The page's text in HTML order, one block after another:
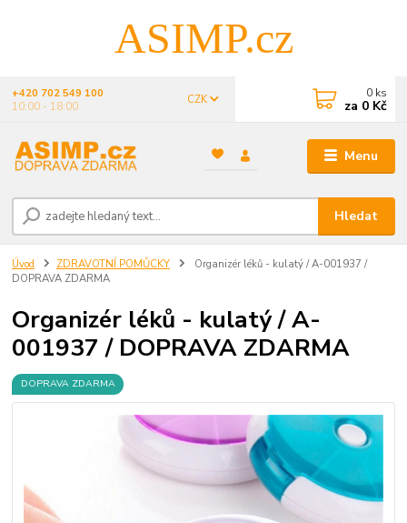
ASIMP.cz
Menu
CZK
Hledat
+420 702 549 100
10:00 - 18:00
0 ks
za 0 Kč
Úvod ZDRAVOTNÍ POMŮCKY
Organizér léků - kulatý / A-001937 /
DOPRAVA ZDARMA
Organizér léků - kulatý / A-
001937 / DOPRAVA ZDARMA
DOPRAVA ZDARMA